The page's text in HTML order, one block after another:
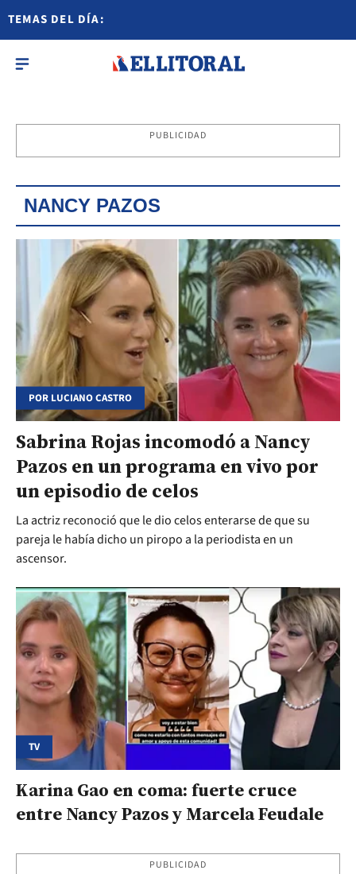
TEMAS DEL DÍA:
PUBLICIDAD
NANCY PAZOS
POR LUCIANO CASTRO
Sabrina Rojas incomodó a Nancy
Pazos en un programa en vivo por
un episodio de celos
La actriz reconoció que le dio celos enterarse de que su
pareja le había dicho un piropo a la periodista en un
ascensor.
TV
Karina Gao en coma: fuerte cruce
entre Nancy Pazos y Marcela Feudale
PUBLICIDAD